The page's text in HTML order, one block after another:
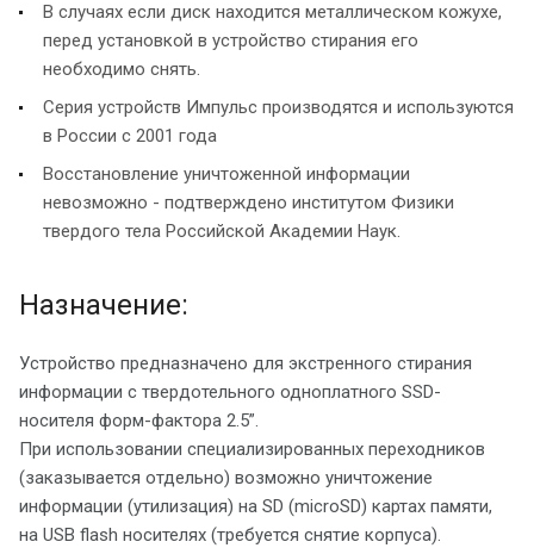
В случаях если диск находится металлическом кожухе,
перед установкой в устройство стирания его
необходимо снять.
Серия устройств Импульс производятся и используются
в России с 2001 года
Восстановление уничтоженной информации
невозможно - подтверждено институтом Физики
твердого тела Российской Академии Наук.
Назначение:
Устройство предназначено для экстренного стирания
информации с твердотельного одноплатного SSD-
носителя форм-фактора 2.5”.
При использовании специализированных переходников
(заказывается отдельно) возможно уничтожение
информации (утилизация) на SD (microSD) картах памяти,
на USB flash носителях (требуется снятие корпуса).